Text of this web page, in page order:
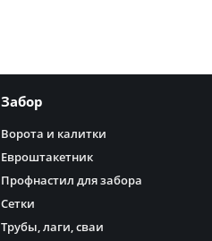
Забор
Ворота и калитки
Евроштакетник
Профнастил для забора
Сетки
Трубы, лаги, сваи